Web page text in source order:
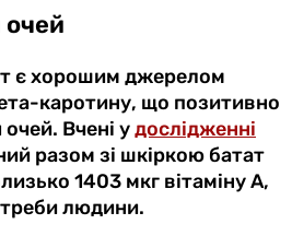
очей
є хорошим джерелом
каротину, що позитивно
Вчені удослідженні
разом зі шкіркою батат
1403 мкг вітаміну А,
людини.